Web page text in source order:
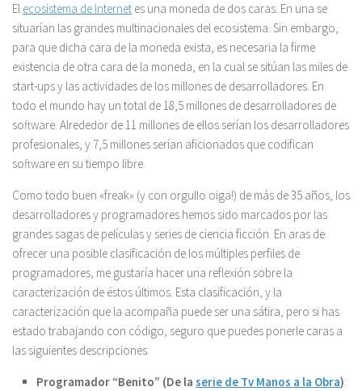
El ecosistema de Internet es una moneda de dos caras. En una se
situarían las grandes multinacionales del ecosistema. Sin embargo,
para que dicha cara de la moneda exista, es necesaria la firme
existencia de otra cara de la moneda, en la cual se sitúan las miles de
start-ups y las actividades de los millones de desarrolladores. En
todo el mundo hay un total de 18,5 millones de desarrolladores de
software. Alrededor de 11 millones de ellos serían los desarrolladores
profesionales, y 7,5 millones serían aficionados que codifican
software en su tiempo libre.
Como todo buen «freak» (y con orgullo oiga!) de más de 35 años, los
desarrolladores y programadores hemos sido marcados por las
grandes sagas de películas y series de ciencia ficción. En aras de
ofrecer una posible clasificación de los múltiples perfiles de
programadores, me gustaría hacer una reflexión sobre la
caracterización de éstos últimos. Esta clasificación, y la
caracterización que la acompaña puede ser una sátira, pero si has
estado trabajando con código, seguro que puedes ponerle caras a
las siguientes descripciones:
Programador “Benito” (De la serie de Tv Manos a la Obra):